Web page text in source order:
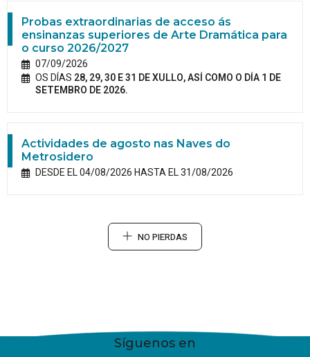
Probas extraordinarias de acceso ás
ensinanzas superiores de Arte Dramática para
o curso 2026/2027
07/09/2026
OS DÍAS 28, 29, 30 E 31 DE XULLO, ASÍ COMO O DÍA 1 DE
SETEMBRO DE 2026.
Actividades de agosto nas Naves do
Metrosidero
DESDE EL 04/08/2026 HASTA EL 31/08/2026
NO PIERDAS
Síguenos en